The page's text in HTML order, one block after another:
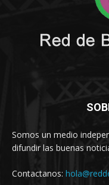
Somos un medio
difundir las buenas
Contactanos: